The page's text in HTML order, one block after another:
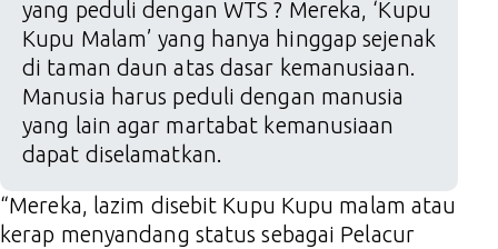
yang peduli dengan WTS ? Mereka, ‘Kupu
Kupu Malam’ yang hanya hinggap sejenak
di taman daun atas dasar kemanusiaan.
Manusia harus peduli dengan manusia
yang lain agar martabat kemanusiaan
dapat diselamatkan.
“Mereka, lazim disebit Kupu Kupu malam atau
kerap menyandang status sebagai Pelacur